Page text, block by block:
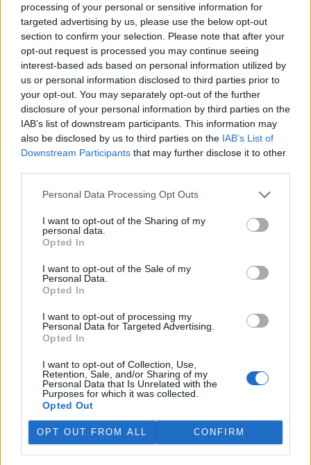
processing of your personal or sensitive information for
targeted advertising by us, please use the below opt-out
section to confirm your selection. Please note that after your
opt-out request is processed you may continue seeing
interest-based ads based on personal information utilized by
us or personal information disclosed to third parties prior to
your opt-out. You may separately opt-out of the further
disclosure of your personal information by third parties on the
IAB’s list of downstream participants. This information may
also be disclosed by us to third parties on the IAB’s List of
Downstream Participants that may further disclose it to other
Personal Data Processing Opt Outs
I want to opt-out of the Sharing of my
personal data.
Opted In
I want to opt-out of the Sale of my
Personal Data.
Opted In
I want to opt-out of processing my
Personal Data for Targeted Advertising.
Opted In
I want to opt-out of Collection, Use,
Retention, Sale, and/or Sharing of my
Personal Data that Is Unrelated with the
Purposes for which it was collected.
Opted Out
OPT OUT FROM ALL CONFIRM
tisknout
BEZK využívá agenturní zpravodajství ČTK, která si vyhrazuje
veškerá práva. Publikování nebo další šíření obsahu ze zdrojů ČTK
je výslovně zakázáno bez předchozího písemného souhlasu ze
strany ČTK.
Dále čtěte |
Polička na Svitavsku staví v
Liboháji pietní místo na
bývalém popravišti
Správa silnic Plzeňského
kraje pečuje také o čtyři
památné stromy a tři aleje